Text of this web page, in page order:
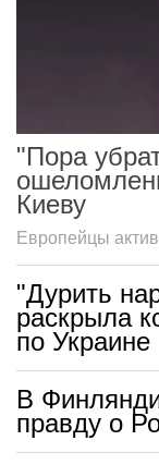
"Пора
Киеву
Европейцы
"Дурить
раскрыла
по Украине
В
правду о